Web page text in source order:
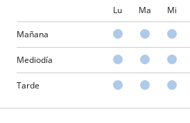
Lu Ma Mi
Mañana
Mediodía
Tarde